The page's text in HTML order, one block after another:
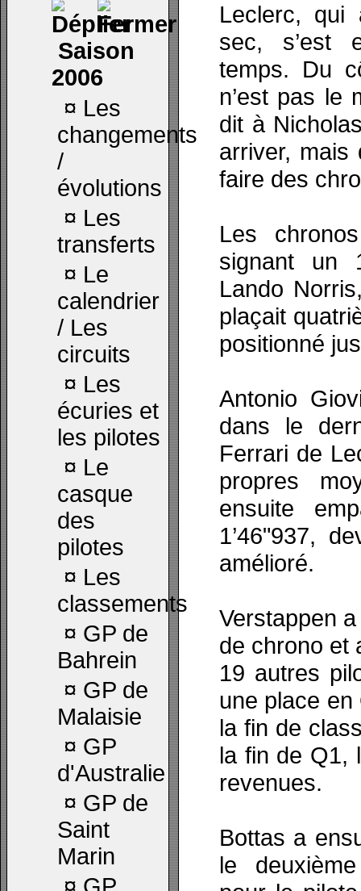
Saison
2006
¤ Les
changements
/
évolutions
¤ Les
transferts
¤ Le
calendrier
/ Les
circuits
¤ Les
écuries et
les pilotes
¤ Le
casque
des
pilotes
¤ Les
classements
¤ GP de
Bahrein
¤ GP de
Malaisie
¤ GP
d'Australie
¤ GP de
Saint
Marin
Leclerc,
sec, s’est
temps. Du
n’est pas le
dit à
arriver, mais
faire des
Les
signant un
Lando
plaçait
positionné
Antonio
dans le
Ferrari de
propres
ensuite
1’46"937,
amélioré.
Verstappen
de chrono et
19 autres
une place
la fin de
la fin de Q1,
revenues.
Bottas a
le